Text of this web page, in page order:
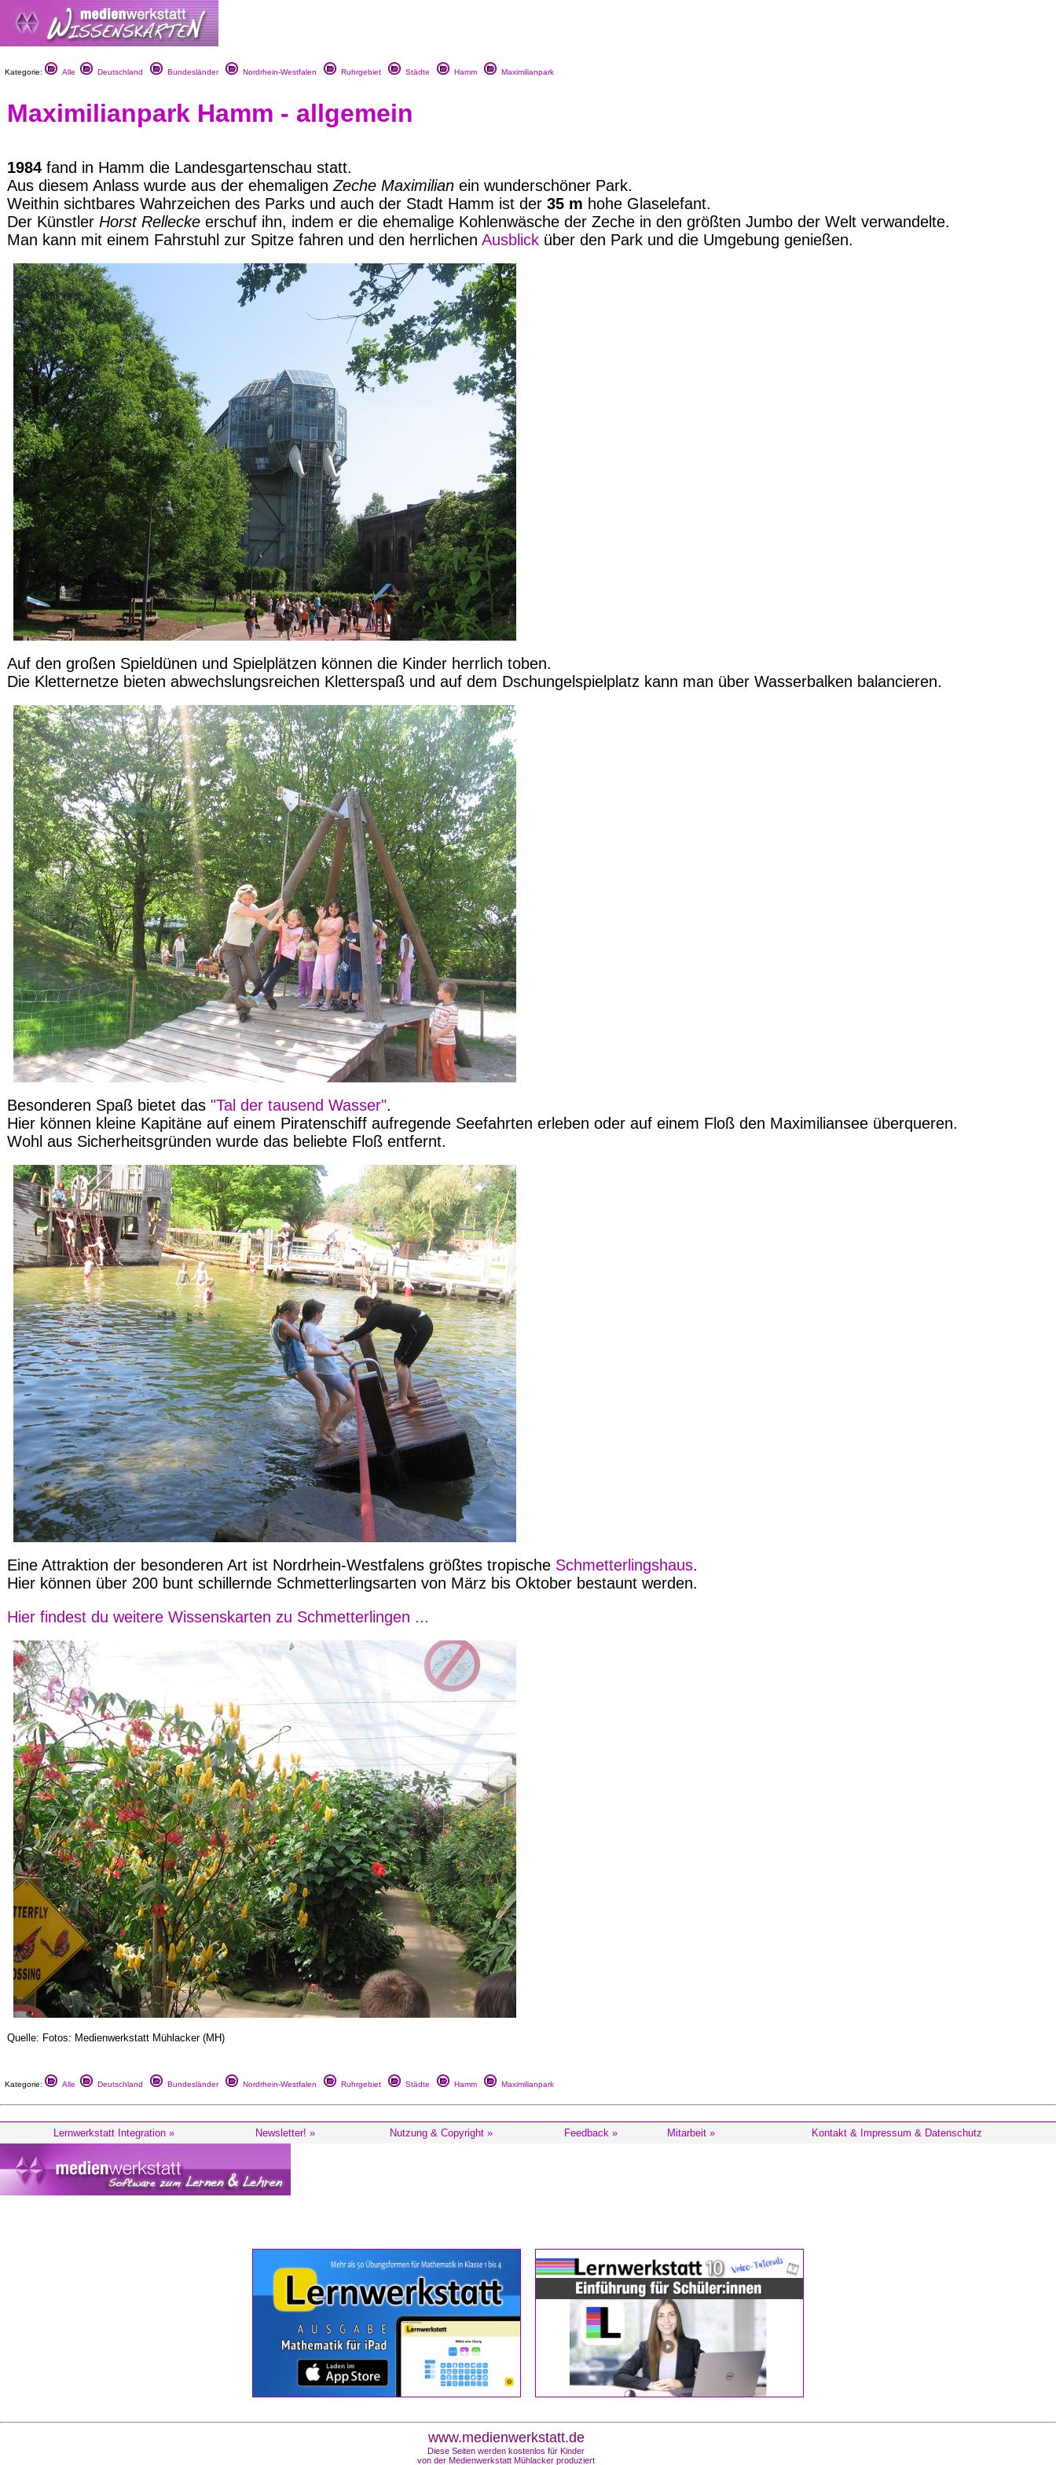
Kategorie: Alle Deutschland Bundesländer Nordrhein-Westfalen Ruhrgebiet Städte Hamm Maximilianpark
Maximilianpark Hamm - allgemein
1984 fand in Hamm die Landesgartenschau statt.
Aus diesem Anlass wurde aus der ehemaligen Zeche Maximilian ein wunderschöner Park.
Weithin sichtbares Wahrzeichen des Parks und auch der Stadt Hamm ist der 35 m hohe Glaselefant.
Der Künstler Horst Rellecke erschuf ihn, indem er die ehemalige Kohlenwäsche der Zeche in den größten Jumbo der Welt verwandelte.
Man kann mit einem Fahrstuhl zur Spitze fahren und den herrlichen Ausblick über den Park und die Umgebung genießen.
Auf den großen Spieldünen und Spielplätzen können die Kinder herrlich toben.
Die Kletternetze bieten abwechslungsreichen Kletterspaß und auf dem Dschungelspielplatz kann man über Wasserbalken balancieren.
Besonderen Spaß bietet das "Tal der tausend Wasser".
Hier können kleine Kapitäne auf einem Piratenschiff aufregende Seefahrten erleben oder auf einem Floß den Maximiliansee überqueren.
Wohl aus Sicherheitsgründen wurde das beliebte Floß entfernt.
Eine Attraktion der besonderen Art ist Nordrhein-Westfalens größtes tropische Schmetterlingshaus.
Hier können über 200 bunt schillernde Schmetterlingsarten von März bis Oktober bestaunt werden.
Hier findest du weitere Wissenskarten zu Schmetterlingen ...
Quelle: Fotos: Medienwerkstatt Mühlacker (MH)
Kategorie: Alle Deutschland Bundesländer Nordrhein-Westfalen Ruhrgebiet Städte Hamm Maximilianpark
Lernwerkstatt Integration » Newsletter! » Nutzung & Copyright » Feedback » Mitarbeit » Kontakt & Impressum & Datenschutz
www.medienwerkstatt.de
Diese Seiten werden kostenlos für Kinder
von der Medienwerkstatt Mühlacker produziert